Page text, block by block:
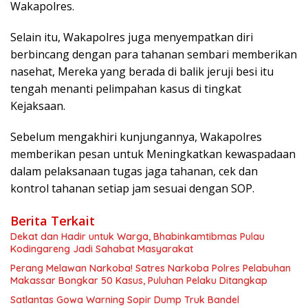
Wakapolres.
Selain itu, Wakapolres juga menyempatkan diri
berbincang dengan para tahanan sembari memberikan
nasehat, Mereka yang berada di balik jeruji besi itu
tengah menanti pelimpahan kasus di tingkat
Kejaksaan.
Sebelum mengakhiri kunjungannya, Wakapolres
memberikan pesan untuk Meningkatkan kewaspadaan
dalam pelaksanaan tugas jaga tahanan, cek dan
kontrol tahanan setiap jam sesuai dengan SOP.
Berita Terkait
Dekat dan Hadir untuk Warga, Bhabinkamtibmas Pulau
Kodingareng Jadi Sahabat Masyarakat
Perang Melawan Narkoba! Satres Narkoba Polres Pelabuhan
Makassar Bongkar 50 Kasus, Puluhan Pelaku Ditangkap
Satlantas Gowa Warning Sopir Dump Truk Bandel